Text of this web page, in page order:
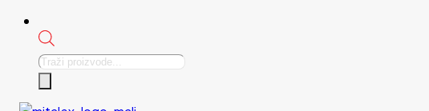
Products
search